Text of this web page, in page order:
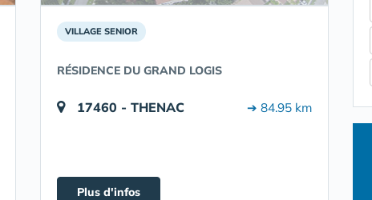
VILLAGE SENIOR
RÉSIDENCE DU GRAND LOGIS
17460 - THENAC ➔ 84.95 km
Plus d'infos